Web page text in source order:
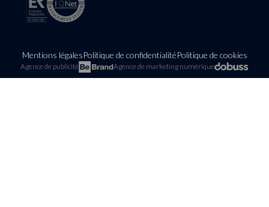
Mentions légalesPolitique de confidentialitéPolitique de cookies
Agence de publicité Agence de marketing numérique